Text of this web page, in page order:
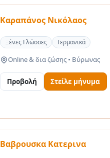
Καραπάνος Νικόλαος
Ξένες Γλώσσες
Γερμανικά
Online & δια ζώσης • Βύρωνας
Προβολή Στείλε μήνυμα
Βαβρουσκα Κατερινα